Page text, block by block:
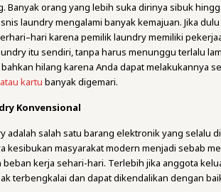
Banyak orang yang lebih suka dirinya sibuk
laundry mengalami banyak kemajuan. Jika
karena pemilik laundry memiliki
itu sendiri, tanpa harus menunggu terlalu
hilang karena Anda dapat melakukannya
kartu banyak digemari.
Konvensional
adalah salah satu barang elektronik yang selalu
kesibukan masyarakat modern menjadi sebab
kerja sehari-hari. Terlebih jika anggota
terbengkalai dan dapat dikendalikan dengan